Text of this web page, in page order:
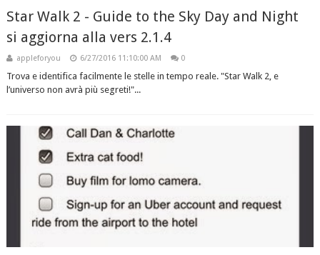
Star Walk 2 - Guide to the Sky Day and Night
si aggiorna alla vers 2.1.4
appleforyou 6/27/2016 11:10:00 AM 0
Trova e identifica facilmente le stelle in tempo reale. "Star Walk 2, e
l’universo non avrà più segreti!"...